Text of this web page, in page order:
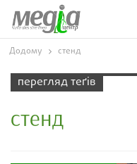
Додому стенд
перегляд теґів
стенд